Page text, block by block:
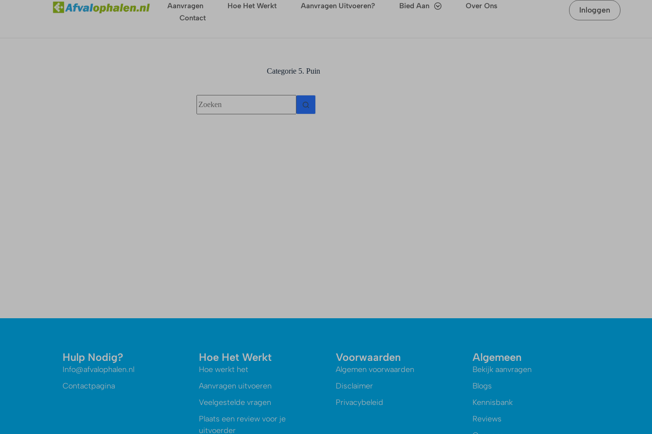
Aanvragen Hoe Het Werkt Aanvragen Uitvoeren? Bied Aan
Over Ons
Contact
Inloggen
Categorie5. Puin
Hulp Nodig?
Info@afvalophalen.nl
Contactpagina
Hoe Het Werkt
Hoe werkt het
Aanvragen uitvoeren
Veelgestelde vragen
Plaats een review voor je
uitvoerder
Voorwaarden
Algemen voorwaarden
Disclaimer
Privacybeleid
Algemeen
Bekijk aanvragen
Blogs
Kennisbank
Reviews